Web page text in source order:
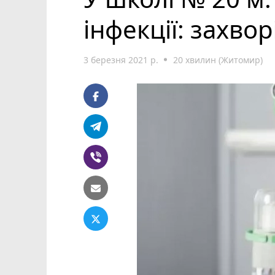
інфекції:
3 березня 2021 р. 20 хвилин (Житомир)